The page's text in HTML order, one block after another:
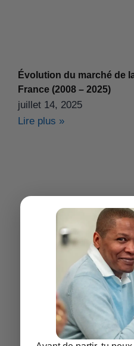
Évolution du marché de
France (2008 – 2025)
juillet 14, 2025
Lire plus »